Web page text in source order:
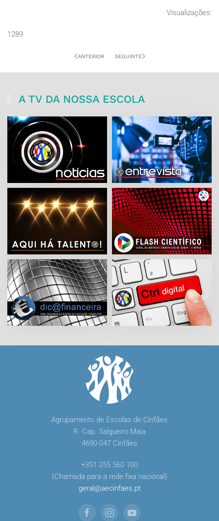
Visualizações:
1289
ANTERIOR SEGUINTE
A TV DA NOSSA ESCOLA
Agrupamento de Escolas de Cinfães
R. Cap. Salgueiro Maia
4690-047 Cinfães
+351 255 560 100
(Chamada para a rede fixa nacional)
geral @aecinfaes.pt